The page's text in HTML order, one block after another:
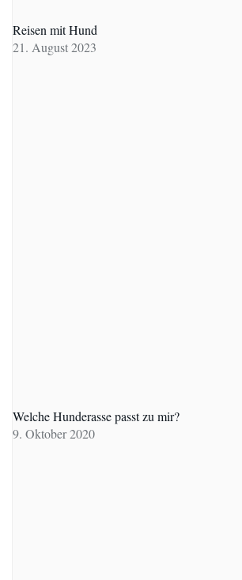
Reisen mit Hund
21. August 2023
Welche Hunderasse passt zu mir?
9. Oktober 2020